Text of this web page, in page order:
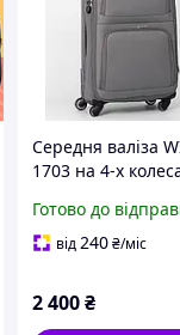
Середня валіза
1703 на 4-х
тканини
висувною ручкою
Готово до
від240 ₴/міс
2 400 ₴